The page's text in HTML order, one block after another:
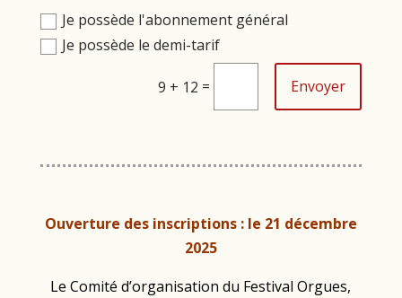
Je possède l'abonnement général
Je possède le demi-tarif
9 + 12 = Envoyer
Ouverture des inscriptions : le 21 décembre
2025
Le Comité d’organisation du Festival Orgues,